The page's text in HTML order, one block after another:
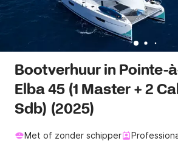
Bootverhuur in Pointe-
Elba 45 (1 Master + 2
Sdb) (2025)
Met of zonder schipper